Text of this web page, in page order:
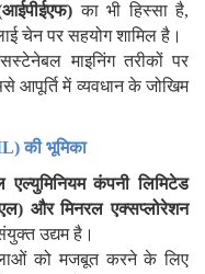
का भी हिस्सा है,
चेन पर सहयोग शामिल है।
माइनिंग तरीकों पर
में व्यवधान के जोखिम
की भूमिका
एल्युमिनियम कंपनी लिमिटेड
और मिनरल एक्सप्लोरेशन
उद्यम है।
को मजबूत करने के लिए